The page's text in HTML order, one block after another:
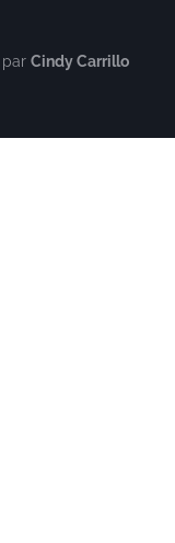
parCindy Carrillo